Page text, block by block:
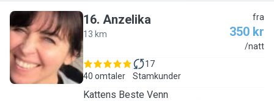
A
16. Anzelika
13 km
fra
350 kr
/natt
40 omtaler
17
Stamkunder
Kattens Beste Venn